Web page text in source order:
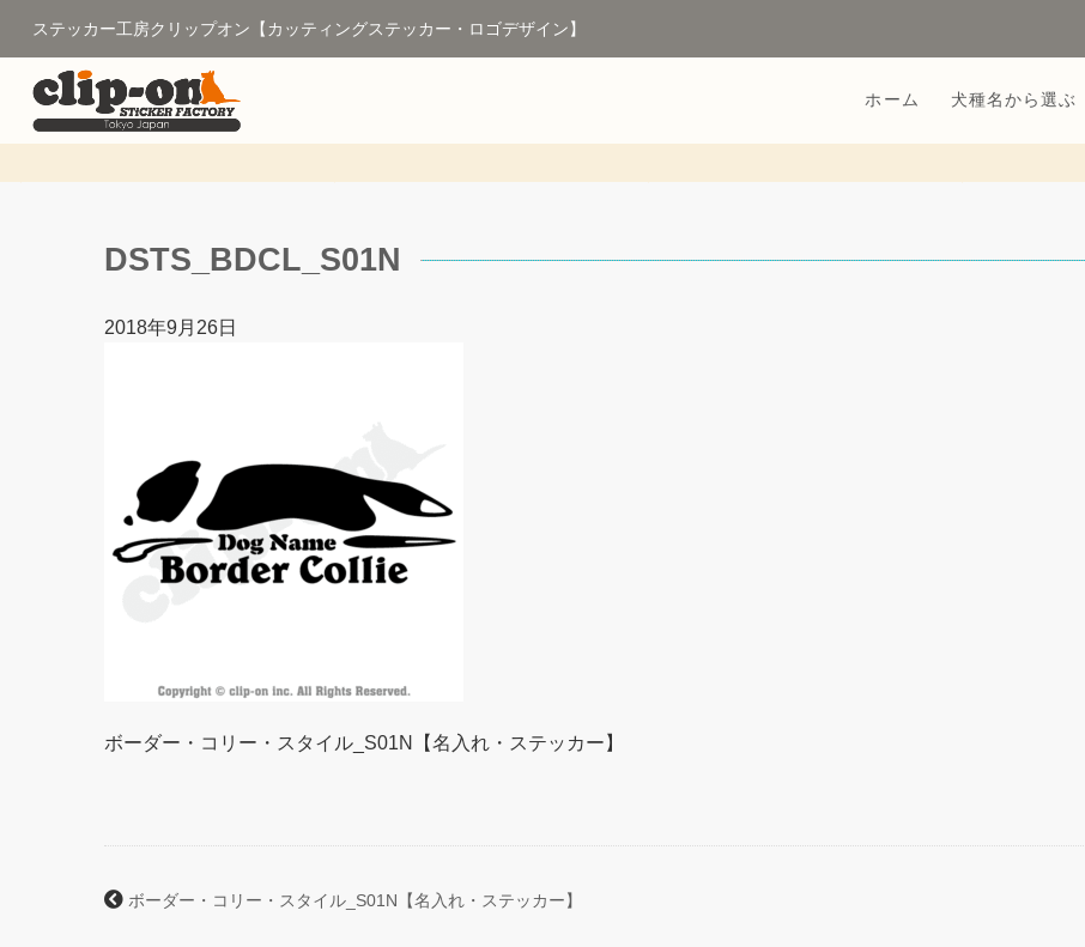
ホーム 犬種名から選ぶ
ステッカー工房クリップオン【カッティングステッカー・ロゴデザイン】
DSTS_BDCL_S01N
2018年9月26日
ボーダー・コリー・スタイル_S01N【名入れ・ステッカー】
ボーダー・コリー・スタイル_S01N【名入れ・ステッカー】